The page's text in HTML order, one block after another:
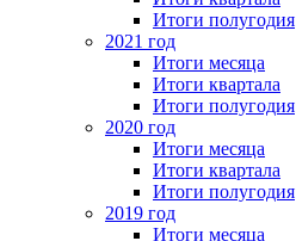
Итоги полугодия
2021 год
Итоги месяца
Итоги квартала
Итоги полугодия
2020 год
Итоги месяца
Итоги квартала
Итоги полугодия
2019 год
Итоги месяца